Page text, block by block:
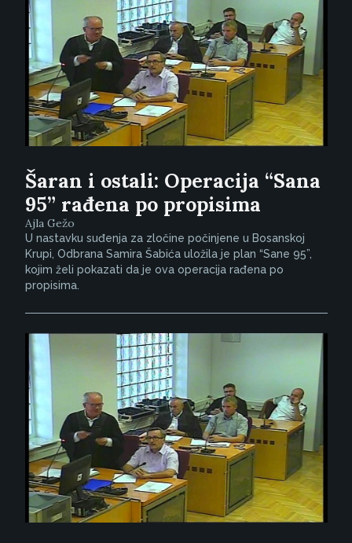
Šaran i ostali: Operacija “Sana
95” rađena po propisima
Ajla Gežo
U nastavku suđenja za zločine počinjene u Bosanskoj
Krupi, Odbrana Samira Šabića uložila je plan “Sane 95”,
kojim želi pokazati da je ova operacija rađena po
propisima.